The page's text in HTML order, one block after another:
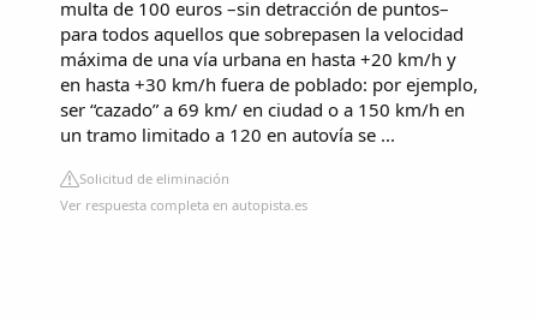
multa de 100 euros –sin detracción de puntos–
para todos aquellos que sobrepasen la velocidad
máxima de una vía urbana en hasta +20 km/h y
en hasta +30 km/h fuera de poblado: por ejemplo,
ser “cazado” a 69 km/ en ciudad o a 150 km/h en
un tramo limitado a 120 en autovía se ...
Solicitud de eliminación
Ver respuesta completa en autopista.es